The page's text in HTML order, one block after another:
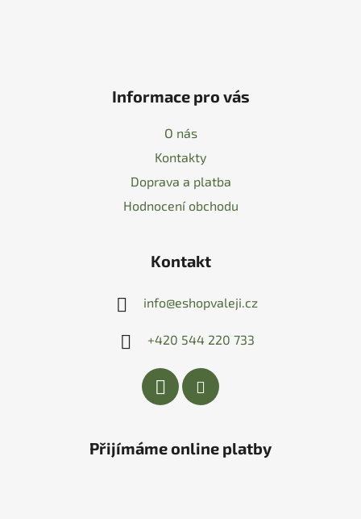
Informace pro vás
O nás
Kontakty
Doprava a platba
Hodnocení obchodu
Kontakt
info@eshopvaleji.cz
+420 544 220 733
Přijímáme online platby